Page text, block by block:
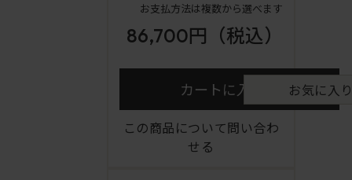
お支払方法は複数から選べます
86,700円 （税込）
カートに入れる お気に入
この商品について問い合わ
せる